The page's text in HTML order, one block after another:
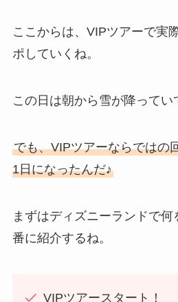
ここからは、VIPツアーで実
ポしていくね。
この日は朝から雪が降ってい
でも、VIPツアーならではの
1日になったんだ♪
まずはディズニーランドで
番に紹介するね。
VIPツアースタート！